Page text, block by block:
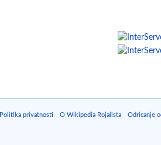
Politika privatnosti O Wikipedia Rojalista Odricanje